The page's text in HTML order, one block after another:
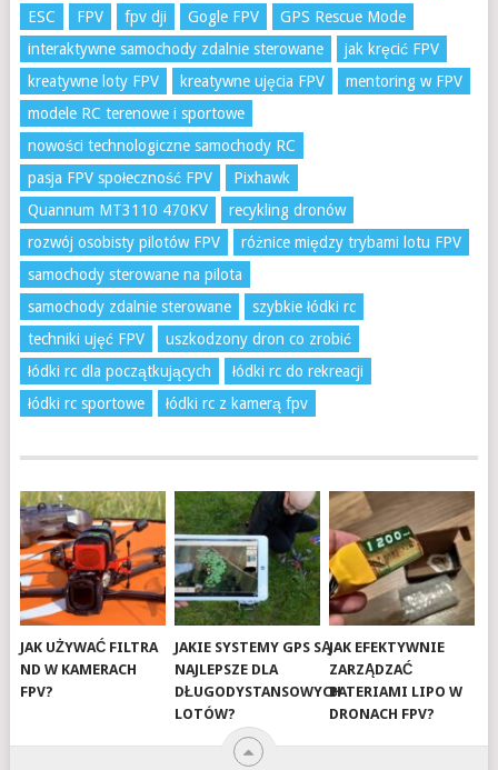
ESC
FPV fpv dji Gogle FPV
GPS Rescue Mode
interaktywne samochody zdalnie sterowane
jak kręcić FPV
kreatywne loty FPV
kreatywne ujęcia FPV
mentoring w FPV
modele RC terenowe i sportowe
nowości technologiczne samochody RC
pasja FPV społeczność FPV
Pixhawk
Quannum MT3110 470KV
recykling dronów
rozwój osobisty pilotów FPV
różnice między trybami lotu FPV
samochody sterowane na pilota
samochody zdalnie sterowane
szybkie łódki rc
techniki ujęć FPV
uszkodzony dron co zrobić
łódki rc dla początkujących
łódki rc do rekreacji
łódki rc sportowe
łódki rc z kamerą fpv
JAK UŻYWAĆ FILTRA
ND W KAMERACH
FPV?
JAKIE SYSTEMY GPS SĄ
NAJLEPSZE DLA
DŁUGODYSTANSOWYCH
LOTÓW?
JAK EFEKTYWNIE
ZARZĄDZAĆ
BATERIAMI LIPO W
DRONACH FPV?